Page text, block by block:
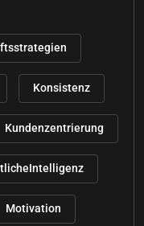
Konsistenz
Kundenzentrierung
Motivation